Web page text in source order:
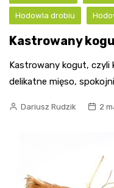
Hodowla drobiu
Kastrowany
Kastrowany kogut, czyli
delikatne mięso,
Dariusz Rudzik 2